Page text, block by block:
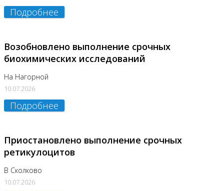
Подробнее
Возобновлено выполнение срочных
биохимических исследований
На Нагорной
10.07.2026
Подробнее
Приостановлено выполнение срочных
ретикулоцитов
В Сколково
10.07.2026